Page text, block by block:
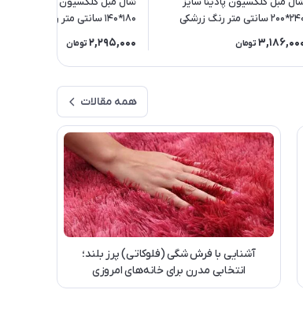
سانتی متر رنگ زرشکی
تومان
180*140 سانتی متر رنگ شتری
2,295,000 تومان
همه مقالات
آشنایی با فرش شگی (فلوکاتی) پرز بلند؛
انتخابی مدرن برای خانه‌های امروزی